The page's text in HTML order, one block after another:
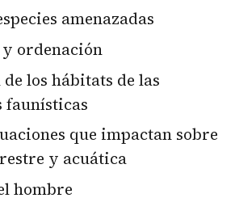
amenazadas
ordenación
los hábitats de las
faunísticas
que impactan sobre
y acuática
hombre